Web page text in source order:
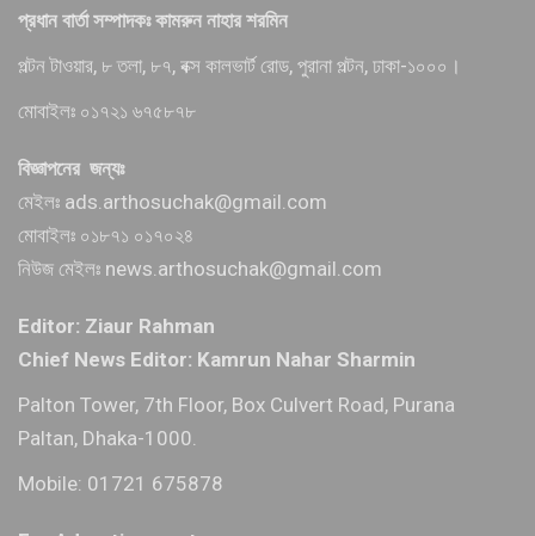
প্রধান বার্তা সম্পাদকঃ কামরুন নাহার শরমিন
পল্টন টাওয়ার, ৮ তলা, ৮৭, বক্স কালভার্ট রোড, পুরানা পল্টন, ঢাকা-১০০০।
মোবাইলঃ ০১৭২১ ৬৭৫৮৭৮
বিজ্ঞাপনের জন্যঃ
মেইলঃ ads.arthosuchak@gmail.com
মোবাইলঃ ০১৮৭১ ০১৭০২৪
নিউজ মেইলঃ news.arthosuchak@gmail.com
Editor: Ziaur Rahman
Chief News Editor: Kamrun Nahar Sharmin
Palton Tower, 7th Floor, Box Culvert Road, Purana
Paltan, Dhaka-1000.
Mobile: 01721 675878